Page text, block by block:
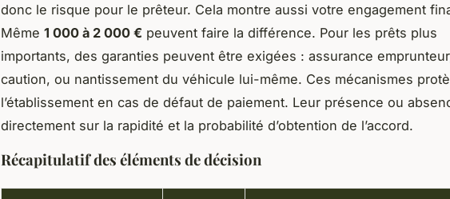
donc le risque pour le prêteur. Cela montre aussi votre engagement
Même 1 000 à 2 000 € peuvent faire la différence. Pour les prêts plus
importants, des garanties peuvent être exigées : assurance
caution, ou nantissement du véhicule lui-même. Ces mécanismes
l’établissement en cas de défaut de paiement. Leur présence ou
directement sur la rapidité et la probabilité d’obtention de l’accord.
Récapitulatif des éléments de décision